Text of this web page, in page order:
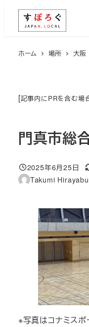
ホーム 場所 大阪
[記事内にPRを含む場
門真市総
投稿日
2025年6月25日
著
Takumi Hirayabu
※写真はコナミス